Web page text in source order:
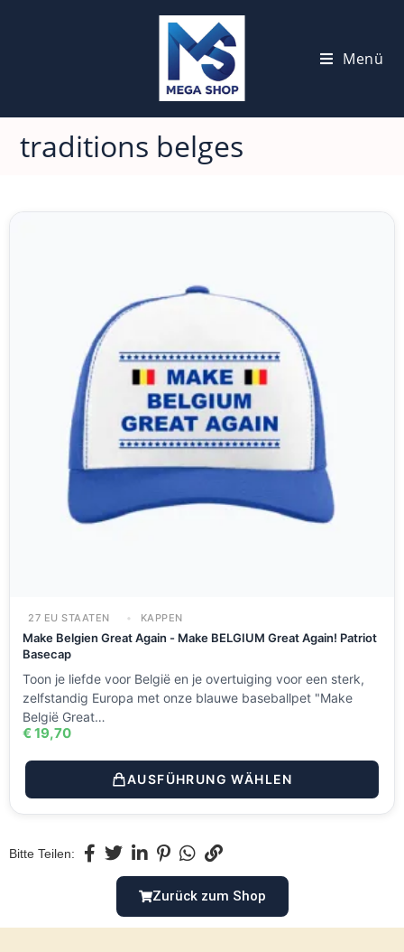
Menü
traditions belges
27 EU STAATEN KAPPEN
Make Belgien Great Again - Make BELGIUM Great Again! Patriot
Basecap
Toon je liefde voor België en je overtuiging voor een sterk,
zelfstandig Europa met onze blauwe baseballpet "Make
België Great…
€19,70
AUSFÜHRUNG WÄHLEN
Bitte Teilen:
Zurück zum Shop